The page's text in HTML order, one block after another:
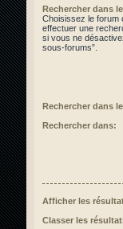
Rechercher dans
Choisissez le forum
effectuer une
si vous ne
sous-forums”.
Rechercher dans
Rechercher dans:
Afficher les
Classer les